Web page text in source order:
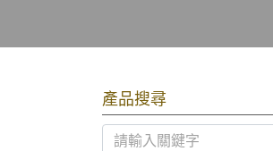
產品搜尋